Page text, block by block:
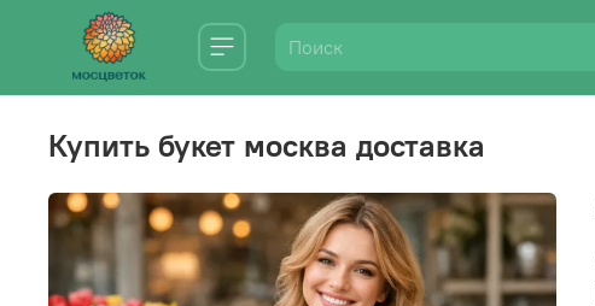
купить букет москва доставка